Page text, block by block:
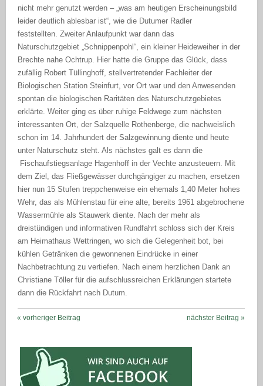
nicht mehr genutzt werden – „was am heutigen Erscheinungsbild
leider deutlich ablesbar ist“, wie die Dutumer Radler
feststellten. Zweiter Anlaufpunkt war dann das
Naturschutzgebiet „Schnippenpohl“, ein kleiner Heideweiher in der
Brechte nahe Ochtrup. Hier hatte die Gruppe das Glück, dass
zufällig Robert Tüllinghoff, stellvertretender Fachleiter der
Biologischen Station Steinfurt, vor Ort war und den Anwesenden
spontan die biologischen Raritäten des Naturschutzgebietes
erklärte. Weiter ging es über ruhige Feldwege zum nächsten
interessanten Ort, der Salzquelle Rothenberge, die nachweislich
schon im 14. Jahrhundert der Salzgewinnung diente und heute
unter Naturschutz steht. Als nächstes galt es dann die
Fischaufstiegsanlage Hagenhoff in der Vechte anzusteuern. Mit
dem Ziel, das Fließgewässer durchgängiger zu machen, ersetzen
hier nun 15 Stufen treppchenweise ein ehemals 1,40 Meter hohes
Wehr, das als Mühlenstau für eine alte, bereits 1961 abgebrochene
Wassermühle als Stauwerk diente. Nach der mehr als
dreistündigen und informativen Rundfahrt schloss sich der Kreis
am Heimathaus Wettringen, wo sich die Gelegenheit bot, bei
kühlen Getränken die gewonnenen Eindrücke in einer
Nachbetrachtung zu vertiefen. Nach einem herzlichen Dank an
Christiane Töller für die aufschlussreichen Erklärungen startete
dann die Rückfahrt nach Dutum.
« vorheriger Beitrag nächster Beitrag »